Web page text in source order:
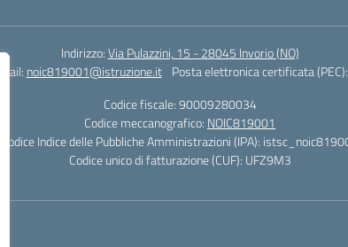
Indirizzo:Via Pulazzini, 15 - 28045 Invorio (NO)
Email: noic819001@istruzione.it Posta elettronica certificata (PEC):
Codice fiscale: 90009280034
Codice meccanografico: NOIC819001
Codice Indice delle Pubbliche Amministrazioni (IPA):
Codice unico di fatturazione (CUF): UFZ9M3